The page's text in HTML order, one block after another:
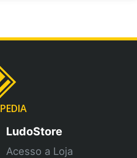
PEDIA
LudoStore
Acesso a Loja